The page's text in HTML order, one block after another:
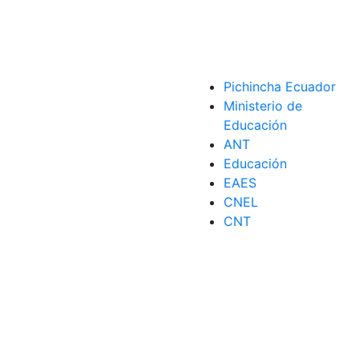
Pichincha Ecuador
Ministerio de
Educación
ANT
Educación
EAES
CNEL
CNT